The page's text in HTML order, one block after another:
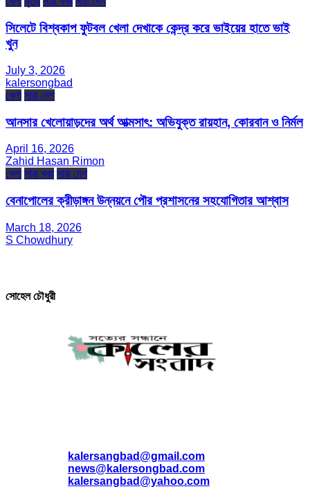
সিলেটে বিশ্বকাপ ফুটবল খেলা দেখাকে কেন্দ্র করে ভাইয়ের হাতে ভাই
খুন
July 3, 2026
kalersongbad
খেলা সারা দেশ
আনসার খেলোয়াড়দের অর্থ আত্মসাৎ: অভিযুক্ত রায়হান, কোরবান ও নির্মল
April 16, 2026
Zahid Hasan Rimon
খেলা সারা খবর সারা দেশ
বেনাপোলের ক্রীড়াঙ্গন উন্নয়নে পৌর প্রশাসনের সহযোগিতার আশ্বাস
March 18, 2026
S Chowdhury
সোহেল চৌধুরী
kalersangbad@gmail.com
news@kalersongbad.com
kalersangbad@yahoo.com